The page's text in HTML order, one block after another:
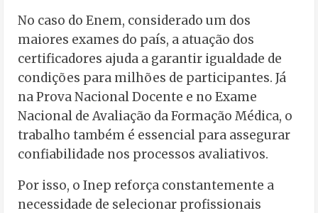
No caso do Enem, considerado um dos
maiores exames do país, a atuação dos
certificadores ajuda a garantir igualdade de
condições para milhões de participantes. Já
na Prova Nacional Docente e no Exame
Nacional de Avaliação da Formação Médica, o
trabalho também é essencial para assegurar
confiabilidade nos processos avaliativos.
Por isso, o Inep reforça constantemente a
necessidade de selecionar profissionais